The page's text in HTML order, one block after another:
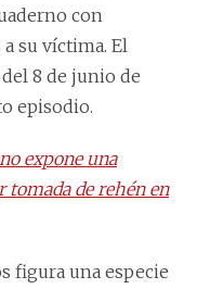
con
su víctima. El
8 de junio de
episodio.
expone una
tomada de rehén en
figura una especie